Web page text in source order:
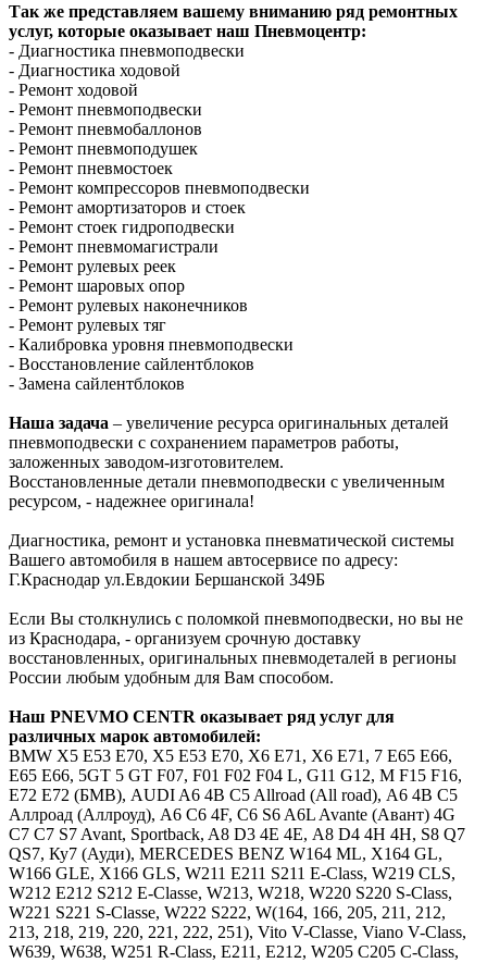
Так же представляем вашему вниманию ряд ремонтных
услуг, которые оказывает наш Пневмоцентр:
- Диагностика пневмоподвески
- Диагностика ходовой
- Ремонт ходовой
- Ремонт пневмоподвески
- Ремонт пневмобаллонов
- Ремонт пневмоподушек
- Ремонт пневмостоек
- Ремонт компрессоров пневмоподвески
- Ремонт амортизаторов и стоек
- Ремонт стоек гидроподвески
- Ремонт пневмомагистрали
- Ремонт рулевых реек
- Ремонт шаровых опор
- Ремонт рулевых наконечников
- Ремонт рулевых тяг
- Калибровка уровня пневмоподвески
- Восстановление сайлентблоков
- Замена сайлентблоков
Наша задача – увеличение ресурса оригинальных деталей
пневмоподвески с сохранением параметров работы,
заложенных заводом-изготовителем.
Восстановленные детали пневмоподвески с увеличенным
ресурсом, - надежнее оригинала!
Диагностика, ремонт и установка пневматической системы
Вашего автомобиля в нашем автосервисе по адресу:
Г.Краснодар ул.Евдокии Бершанской 349Б
Если Вы столкнулись с поломкой пневмоподвески, но вы не
из Краснодара, - организуем срочную доставку
восстановленных, оригинальных пневмодеталей в регионы
России любым удобным для Вам способом.
Наш PNEVMO CENTR оказывает ряд услуг для
различных марок автомобилей:
BMW Х5 E53 E70, X5 Е53 Е70, Х6 E71, X6 Е71, 7 E65 E66,
Е65 Е66, 5GT 5 GT F07, F01 F02 F04 L, G11 G12, M F15 F16,
E72 Е72 (БМВ), AUDI A6 4B C5 Allroad (All road), А6 4В С5
Аллроад (Аллроуд), A6 C6 4F, С6 S6 A6L Avante (Авант) 4G
C7 С7 S7 Avant, Sportback, A8 D3 4E 4Е, А8 D4 4H 4Н, S8 Q7
QS7, Ку7 (Ауди), MERCEDES BENZ W164 ML, X164 GL,
W166 GLE, X166 GLS, W211 E211 S211 E-Class, W219 CLS,
W212 E212 S212 E-Classe, W213, W218, W220 S220 S-Class,
W221 S221 S-Classe, W222 S222, W(164, 166, 205, 211, 212,
213, 218, 219, 220, 221, 222, 251), Vito V-Classe, Viano V-Class,
W639, W638, W251 R-Class, Е211, Е212, W205 C205 C-Class,